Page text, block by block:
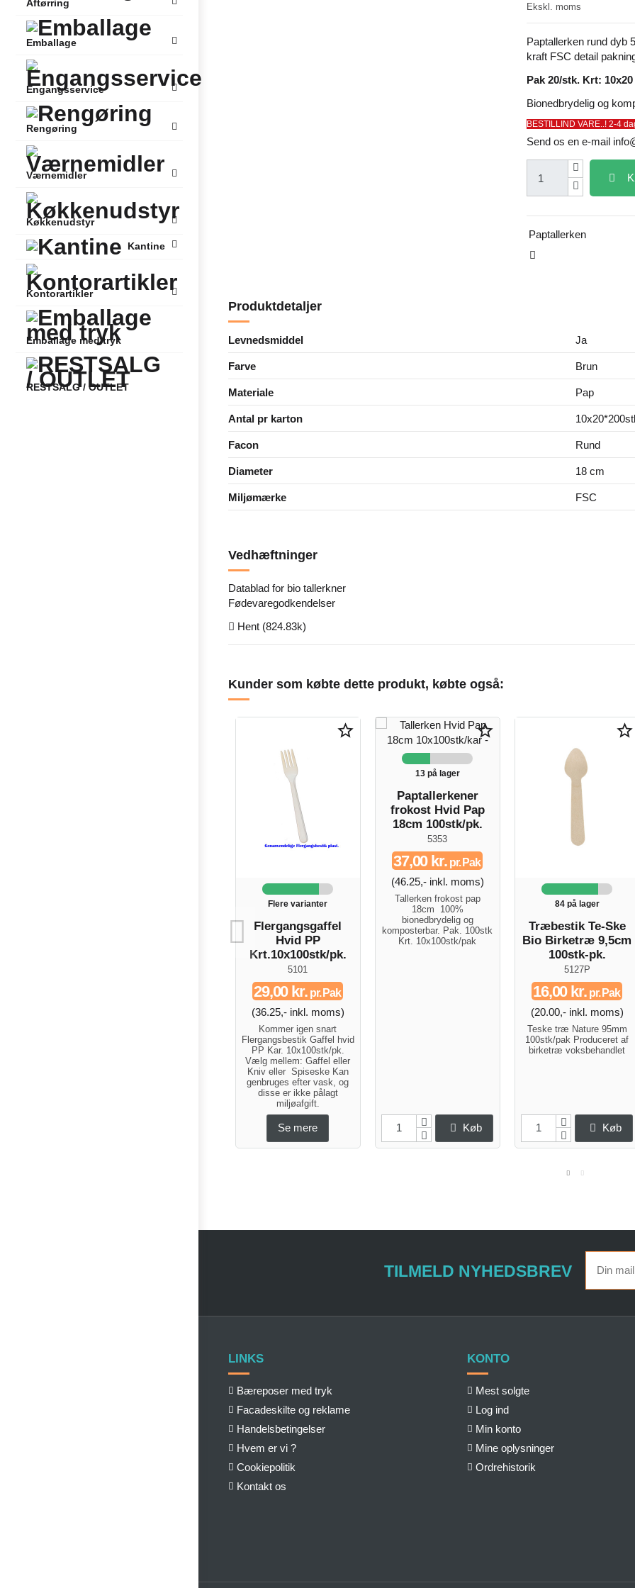
Aftørring
Emballage
Engangsservice
Rengøring
Værnemidler
Køkkenudstyr
Kantine
Kontorartikler
Emballage med tryk
RESTSALG / OUTLET
Ekskl. moms
Paptallerken rund dyb
kraft FSC detail
Pak 20/stk. Krt:
Bionedbrydelig og
BESTILLIND VARE..! 2-4
Send os en e-mail
Paptallerken
Produktdetaljer
Levnedsmiddel Ja
Farve Brun
Materiale Pap
Antal pr karton
Facon Rund
Diameter 18 cm
Miljømærke FSC
Vedhæftninger
Datablad for bio tallerkner
Fødevaregodkendelser
Hent (824.83k)
Kunder som købte dette produkt, købte også:
star_border
Flere varianter
Flergangsgaffel
Hvid PP
Krt.10x100stk/pk.
5101
29,00 kr.pr. Pak
(36.25,- inkl. moms)
Kommer igen snart
Flergangsbestik Gaffel hvid
PP Kar. 10x100stk/pk.
Vælg mellem: Gaffel eller
Kniv eller Spiseske Kan
genbruges efter vask, og
disse er ikke pålagt
miljøafgift.
Se mere
star_border
13 på lager
Paptallerkener
frokost Hvid Pap
18cm 100stk/pk.
5353
37,00 kr.pr. Pak
(46.25,- inkl. moms)
Tallerken frokost pap
18cm 100%
bionedbrydelig og
komposterbar. Pak. 100stk
Krt. 10x100stk/pak
Køb
star_border
84 på lager
Træbestik Te-Ske
Bio Birketræ 9,5cm
100stk-pk.
5127P
16,00 kr.pr. Pak
(20.00,- inkl. moms)
Teske træ Nature 95mm
100stk/pak Produceret af
birketræ voksbehandlet
Køb
TILMELD NYHEDSBREV
LINKS
Bæreposer med tryk
Facadeskilte og reklame
Handelsbetingelser
Hvem er vi ?
Cookiepolitik
Kontakt os
KONTO
Mest solgte
Log ind
Min konto
Mine oplysninger
Ordrehistorik